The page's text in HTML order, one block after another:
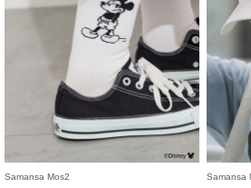
Samansa Mos2 Samansa